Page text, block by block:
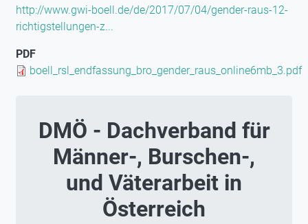
http://www.gwi-boell.de/de/2017/07/04/gender-raus-12-
richtigstellungen-z...
PDF
Document
boell_rsl_endfassung_bro_gender_raus_online6mb_3.pdf
DMÖ - Dachverband für
Männer-, Burschen-,
und Väterarbeit in
Österreich